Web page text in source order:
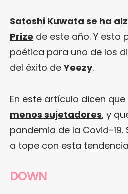
Satoshi Kuwata se ha
Prize de este año. Y esto
poética para uno de los
del éxito deYeezy.
En este artículo dicen que
menos sujetadores, y
pandemia de la Covid-19.
a tope con esta
DOWN